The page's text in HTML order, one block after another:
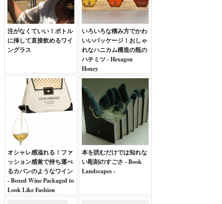
注がなくていい！ボトル
に挿して直接飲めるワイ
ングラス
いろいろな積み方でかわ
いいパッケージ！おしゃ
れなハニカム構造の瓶の
ハチミツ - Hexagon
Honey
オシャレ感溢れる！ファ
ッション感覚で持ち運べ
るカバンのようなワイン
- Boxed Wine Packaged to
Look Like Fashion
Handbags -
本を読むだけでは知れな
い彫刻のすごさ - Book
Landscapes -